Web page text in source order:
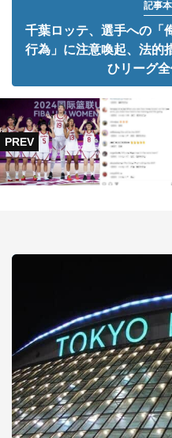
記事
千葉ロッテ、選手への「
行為」に注意喚起、法
ひリーグ